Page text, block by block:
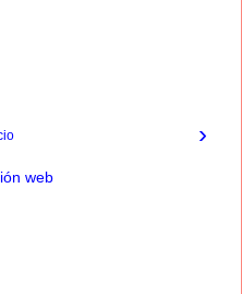
›
web